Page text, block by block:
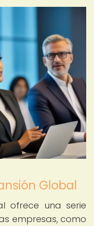
Global
ofrece una serie
empresas, como